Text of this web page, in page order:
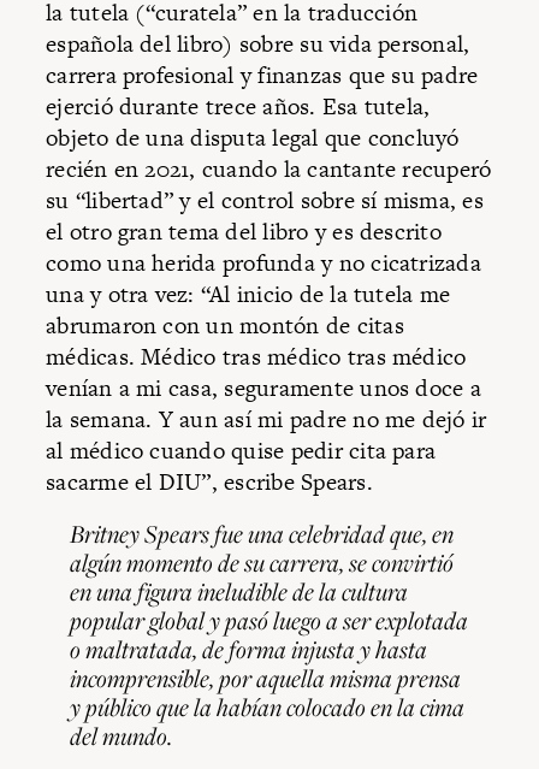
la tutela (“curatela” en la traducción
española del libro) sobre su vida personal,
carrera profesional y finanzas que su padre
ejerció durante trece años. Esa tutela,
objeto de una disputa legal que concluyó
recién en 2021, cuando la cantante recuperó
su “libertad” y el control sobre sí misma, es
el otro gran tema del libro y es descrito
como una herida profunda y no cicatrizada
una y otra vez: “Al inicio de la tutela me
abrumaron con un montón de citas
médicas. Médico tras médico tras médico
venían a mi casa, seguramente unos doce a
la semana. Y aun así mi padre no me dejó ir
al médico cuando quise pedir cita para
sacarme el DIU”, escribe Spears.
Britney Spears fue una celebridad que, en
algún momento de su carrera, se convirtió
en una figura ineludible de la cultura
popular global y pasó luego a ser explotada
o maltratada, de forma injusta y hasta
incomprensible, por aquella misma prensa
y público que la habían colocado en la cima
del mundo.